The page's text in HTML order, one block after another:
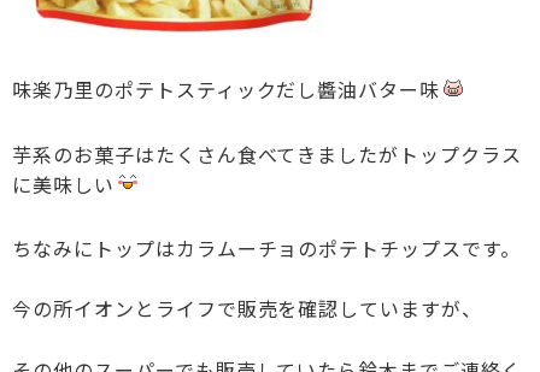
‎味楽乃里のポテトスティックだし醬油バター味
芋系のお菓子はたくさん食べてきましたがトップクラス
に美味しい
ちなみにトップはカラムーチョのポテトチップスです。
今の所イオンとライフで販売を確認していますが、